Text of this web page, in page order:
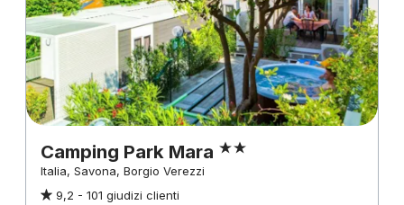
Camping Park Mara
Italia, Savona, Borgio Verezzi
9,2 - 101 giudizi clienti